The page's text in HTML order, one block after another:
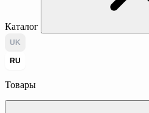
Каталог
UK
RU
Товары